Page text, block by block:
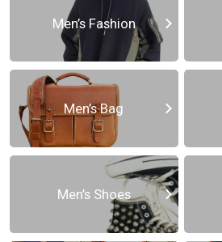
Men’s Fashion
Men’s Bag
Men’s Shoes